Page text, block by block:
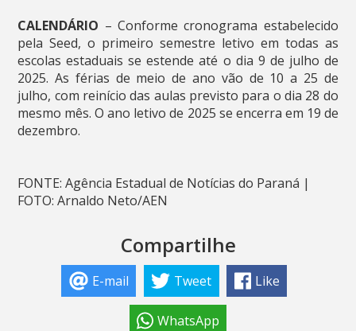
CALENDÁRIO – Conforme cronograma estabelecido
pela Seed, o primeiro semestre letivo em todas as
escolas estaduais se estende até o dia 9 de julho de
2025. As férias de meio de ano vão de 10 a 25 de
julho, com reinício das aulas previsto para o dia 28 do
mesmo mês. O ano letivo de 2025 se encerra em 19 de
dezembro.
FONTE: Agência Estadual de Notícias do Paraná |
FOTO: Arnaldo Neto/AEN
Compartilhe
E-mail Tweet Like
WhatsApp